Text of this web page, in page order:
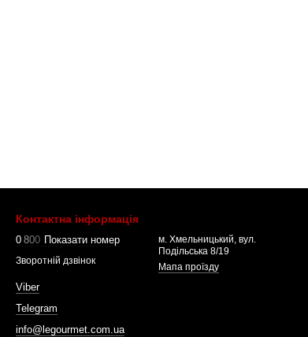
Контактна інформація
0 800 Показати номер
Зворотній дзвінок
Viber
Telegram
info@legourmet.com.ua
м. Хмельницький, вул.
Подільська 8/19
Мапа проїзду